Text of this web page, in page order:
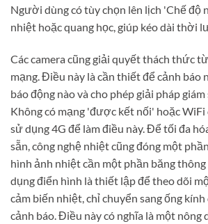
Người dùng có tùy chọn lên lịch 'Chế độ
nhiệt hoặc quang học, giúp kéo dài thời
Các camera cũng giải quyết thách thức
mạng. Điều này là cần thiết để cảnh báo
báo động nào và cho phép giải pháp
Không có mạng 'được kết nối' hoặc WiFi
sử dụng 4G để làm điều này. Để tối đa
sẵn, công nghệ nhiệt cũng đóng một
hình ảnh nhiệt cần một phần băng
dụng điển hình là thiết lập để theo dõi
cảm biến nhiệt, chỉ chuyển sang ống
cảnh báo. Điều này có nghĩa là một nông